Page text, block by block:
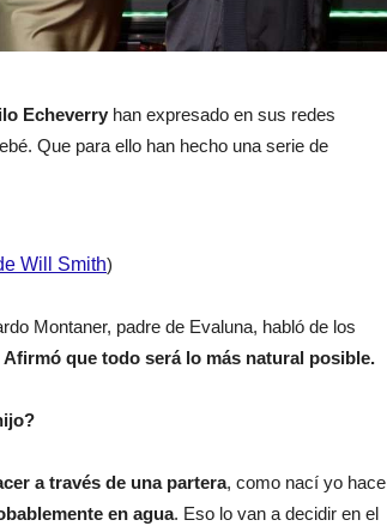
Echeverry han expresado en sus redes
Que para ello han hecho una serie de
Will Smith)
Montaner, padre de Evaluna, habló de los
Afirmó que todo será lo más natural posible.
a través de una partera, como nací yo hace
en agua. Eso lo van a decidir en el